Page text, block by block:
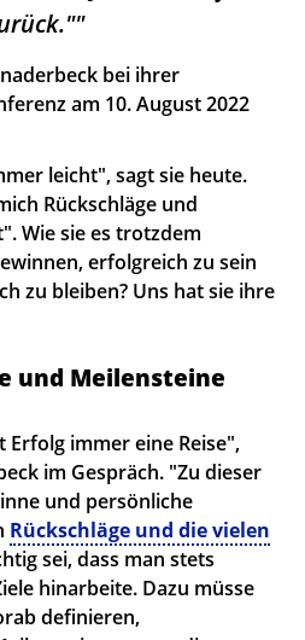
bei ihrer
am 10. August 2022
leicht", sagt sie heute.
Rückschläge und
Wie sie es trotzdem
erfolgreich zu sein
zu bleiben? Uns hat sie ihre
und Meilensteine
immer eine Reise",
im Gespräch. "Zu dieser
und persönliche
Rückschläge und die vielen
sei, dass man stets
hinarbeite. Dazu müsse
definieren,